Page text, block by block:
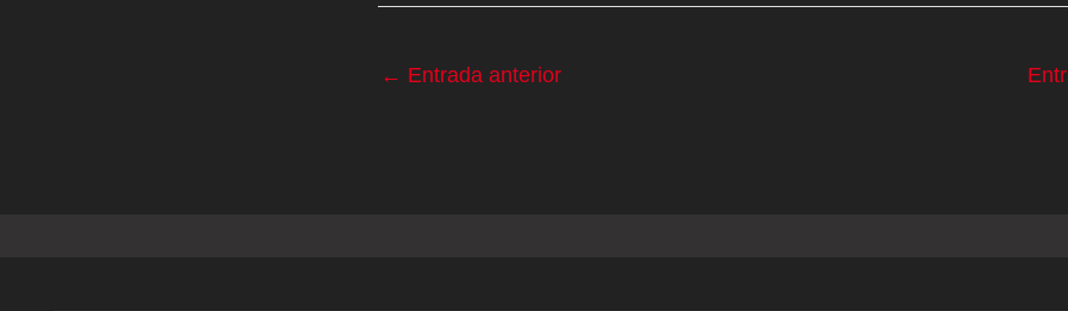
← Entrada anterior